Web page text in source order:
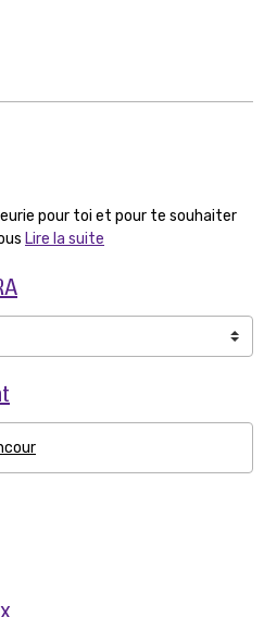
pour toi et pour te souhaiter
Lire la suite